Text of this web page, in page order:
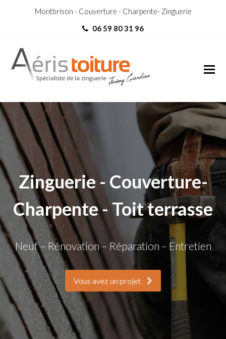
Montbrison - Couverture - Charpente- Zinguerie
06 59 80 31 96
Zinguerie - Couverture-
Charpente - Toit terrasse
Neuf – Rénovation – Réparation – Entretien
Vous avez un projet